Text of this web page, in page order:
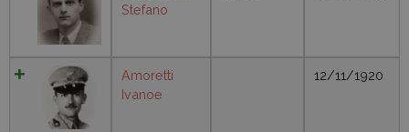
Stefano
Amoretti
Ivanoe
12/11/1920